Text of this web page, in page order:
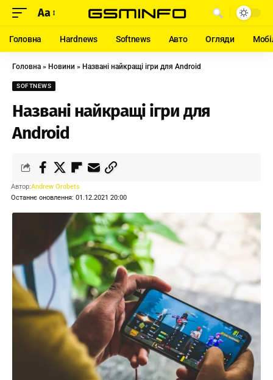
Aa
Головна Hardnews Softnews Авто Огляди
Головна » Новини » Названі найкращі ігри для Android
SOFTNEWS
Названі найкращі ігри для
Android
Останнє оновлення: 01.12.2021 20:00
Автор:Andrew Orobets